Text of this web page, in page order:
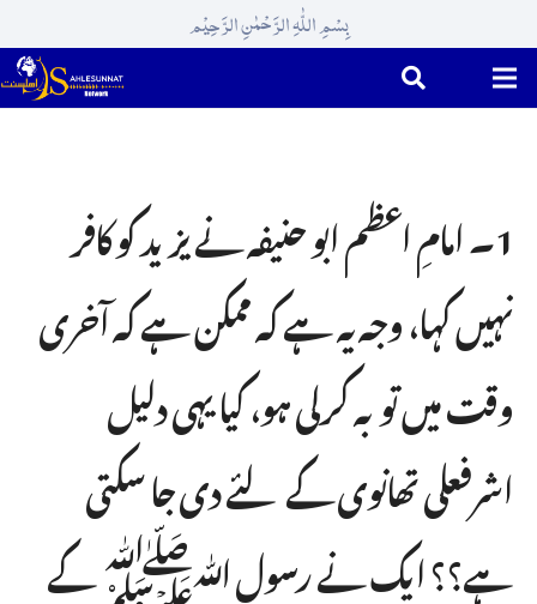
بِسْمِ اللّٰہِ الرَّحْمٰنِ الرَّحِیْم
1۔ امامِ اعظم ابو حنیفہ نے یزید کو کافر
نہیں کہا، وجہ یہ ہے کہ ممکن ہے کہ آخری
وقت میں توبہ کرلی ہو، کیا یہی دلیل
اشرفعلی تھانوی کے لئے دی جا سکتی
ہے؟؟ ایک نے رسول ﷲﷺ کے